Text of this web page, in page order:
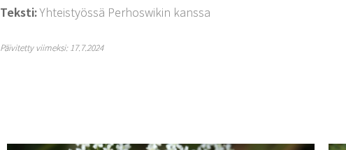
Teksti:Yhteistyössä Perhoswikin kanssa
Päivitetty viimeksi: 17.7.2024